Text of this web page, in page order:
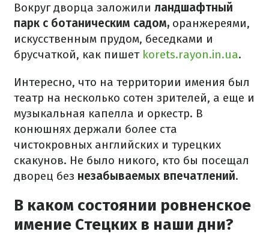
Вокруг дворца заложили ландшафтный
парк с ботаническим садом, оранжереями,
искусственным прудом, беседками и
брусчаткой, как пишет korets.rayon.in.ua.
Интересно, что на территории имения был
театр на несколько сотен зрителей, а еще и
музыкальная капелла и оркестр. В
конюшнях держали более ста
чистокровных английских и турецких
скакунов. Не было никого, кто бы посещал
дворец без незабываемых впечатлений.
В каком состоянии ровненское
имение Стецких в наши дни?